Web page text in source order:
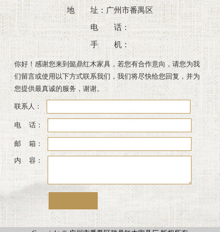
地 址：广州市番禺区
电 话：
手 机：
你好！感谢您来到懿鼎红木家具，若您有合作意向，请您为我
们留言或使用以下方式联系我们，我们将尽快给您回复，并为
您提供最真诚的服务，谢谢。
联系人：
电 话：
邮 箱：
内 容：